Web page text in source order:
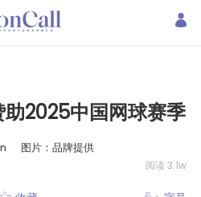
助2025中国网球赛季
图片：品牌提供
阅读 3.1w